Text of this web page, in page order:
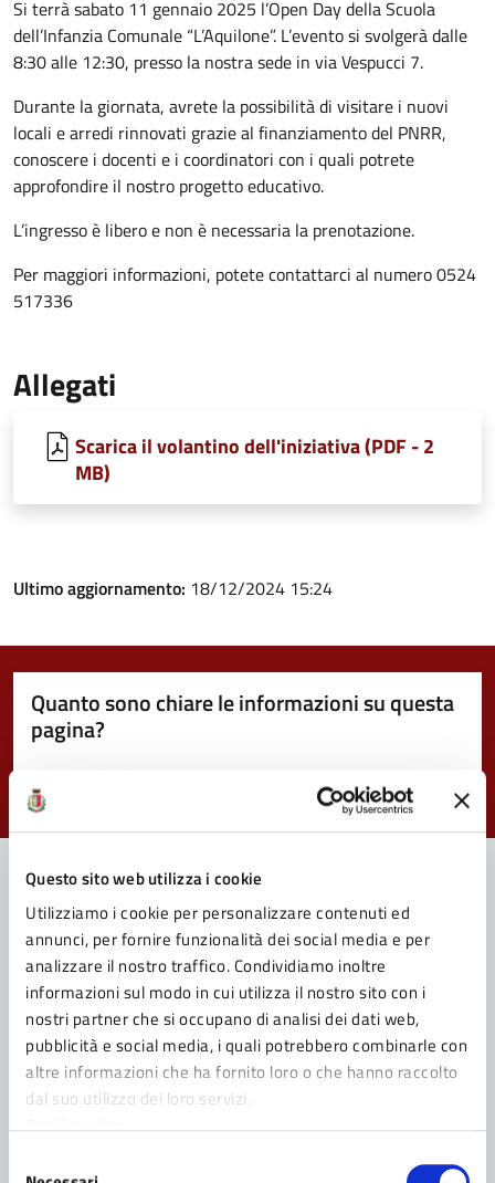
Questo sito web utilizza i cookie
Utilizziamo i cookie per personalizzare contenuti ed
annunci, per fornire funzionalità dei social media e per
analizzare il nostro traffico. Condividiamo inoltre
informazioni sul modo in cui utilizza il nostro sito con i
nostri partner che si occupano di analisi dei dati web,
pubblicità e social media, i quali potrebbero combinarle con
altre informazioni che ha fornito loro o che hanno raccolto
dal suo utilizzo dei loro servizi.
Si terrà sabato 11 gennaio 2025 l’Open Day della Scuola
dell’Infanzia Comunale “L’Aquilone”. L’evento si svolgerà dalle
8:30 alle 12:30, presso la nostra sede in via Vespucci 7.
Durante la giornata, avrete la possibilità di visitare i nuovi
locali e arredi rinnovati grazie al finanziamento del PNRR,
conoscere i docenti e i coordinatori con i quali potrete
approfondire il nostro progetto educativo.
L’ingresso è libero e non è necessaria la prenotazione.
Per maggiori informazioni, potete contattarci al numero 0524
517336
Allegati
Scarica il volantino dell'iniziativa (PDF - 2
MB)
Ultimo aggiornamento: 18/12/2024 15:24
Quanto sono chiare le informazioni su questa
pagina?
Valuta 1 stelle su 5
Contatta il Comune
Leggi le domande frequenti
Richiedi assistenza
Prenota appuntamento